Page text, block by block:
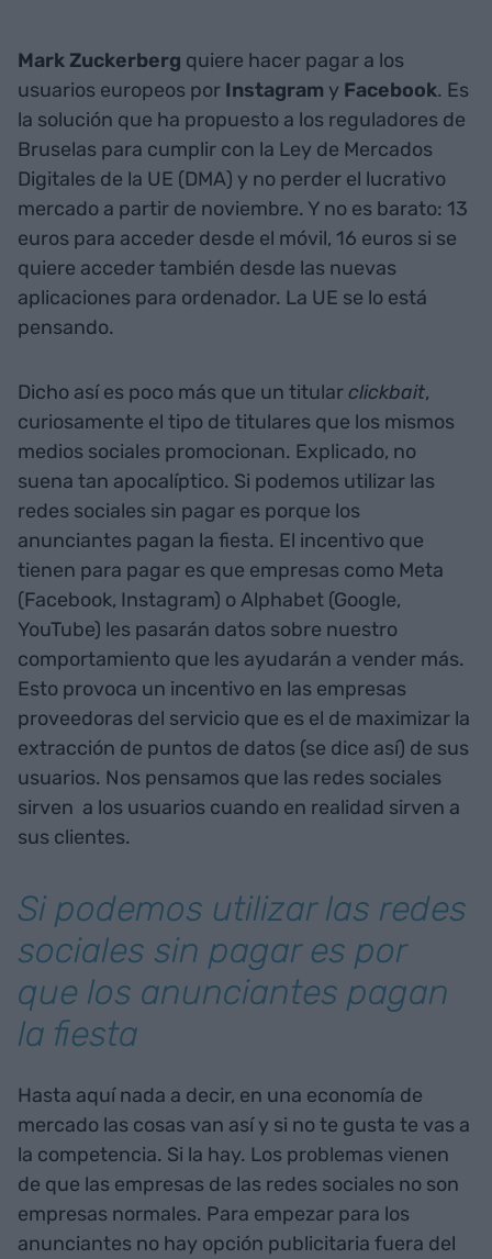
Mark Zuckerberg quiere hacer pagar a los
usuarios europeos por Instagram y Facebook. Es
la solución que ha propuesto a los reguladores de
Bruselas para cumplir con la Ley de Mercados
Digitales de la UE (DMA) y no perder el lucrativo
mercado a partir de noviembre. Y no es barato: 13
euros para acceder desde el móvil, 16 euros si se
quiere acceder también desde las nuevas
aplicaciones para ordenador. La UE se lo está
pensando.
Dicho así es poco más que un titularclickbait,
curiosamente el tipo de titulares que los mismos
medios sociales promocionan. Explicado, no
suena tan apocalíptico. Si podemos utilizar las
redes sociales sin pagar es porque los
anunciantes pagan la fiesta. El incentivo que
tienen para pagar es que empresas como Meta
(Facebook, Instagram) o Alphabet (Google,
YouTube) les pasarán datos sobre nuestro
comportamiento que les ayudarán a vender más.
Esto provoca un incentivo en las empresas
proveedoras del servicio que es el de maximizar la
extracción de puntos de datos (se dice así) de sus
usuarios. Nos pensamos que las redes sociales
sirven a los usuarios cuando en realidad sirven a
sus clientes.
Si podemos utilizar las redes
sociales sin pagar es por
que los anunciantes pagan
la fiesta
Hasta aquí nada a decir, en una economía de
mercado las cosas van así y si no te gusta te vas a
la competencia. Si la hay. Los problemas vienen
de que las empresas de las redes sociales no son
empresas normales. Para empezar para los
anunciantes no hay opción publicitaria fuera del